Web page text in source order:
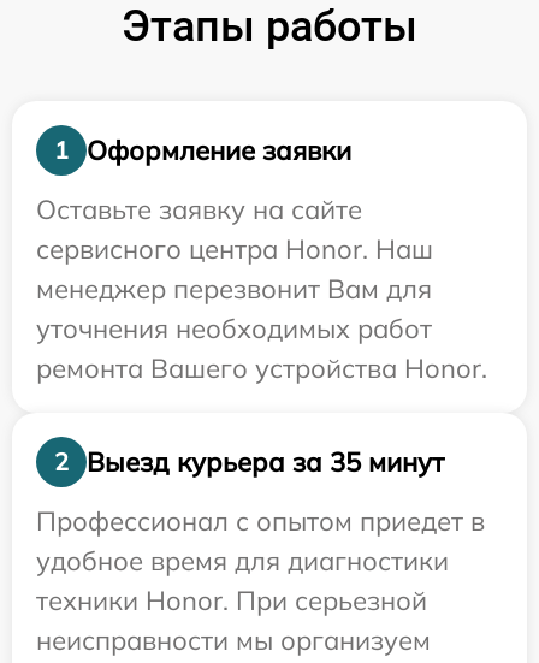
Этапы работы
1
Оформление заявки
Оставьте заявку на сайте
сервисного центра Honor. Наш
менеджер перезвонит Вам для
уточнения необходимых работ
ремонта Вашего устройства Honor.
2
Выезд курьера за 35 минут
Профессионал с опытом приедет в
удобное время для диагностики
техники Honor. При серьезной
неисправности мы организуем